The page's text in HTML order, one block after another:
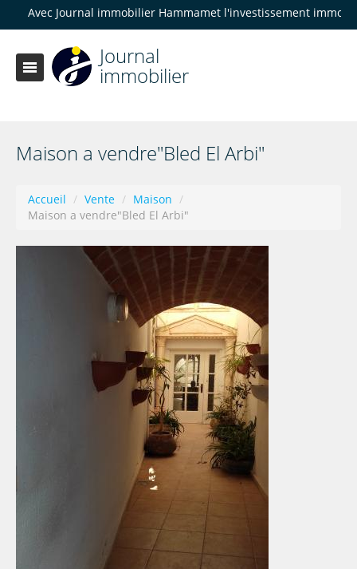
Journal immobilier Hammamet l'investissement immobilier
Journal
immobilier
Maison a vendre"Bled El Arbi"
Accueil / Vente / Maison /
Maison a vendre"Bled El Arbi"